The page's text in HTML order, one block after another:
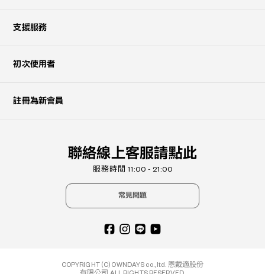
支援服務
初次使用者
註冊為新會員
聯絡線上客服請點此
服務時間 11:00 - 21:00
常見問題
COPYRIGHT (C) OWNDAYS co., ltd. 恩戴適股份